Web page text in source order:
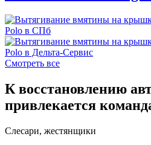
Смотреть все
К восстановлению
привлекается
Слесари, жестянщики